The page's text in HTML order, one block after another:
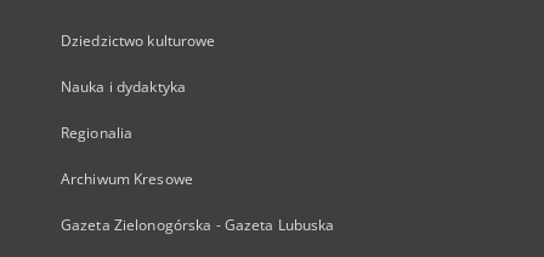
Dziedzictwo kulturowe
Nauka i dydaktyka
Regionalia
Archiwum Kresowe
Gazeta Zielonogórska - Gazeta Lubuska